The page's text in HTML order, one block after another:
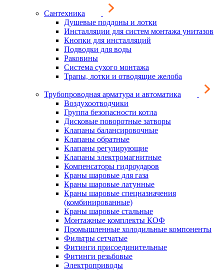
Сантехника
Душевые поддоны и лотки
Инсталляции для систем монтажа унитазов
Кнопки для инсталляций
Подводки для воды
Раковины
Система сухого монтажа
Трапы, лотки и отводящие желоба
Трубопроводная арматура и автоматика
Воздухоотводчики
Группа безопасности котла
Дисковые поворотные затворы
Клапаны балансировочные
Клапаны обратные
Клапаны регулирующие
Клапаны электромагнитные
Компенсаторы гидроударов
Краны шаровые для газа
Краны шаровые латунные
Краны шаровые спецназначения
(комбинированные)
Краны шаровые стальные
Монтажные комплекты КОФ
Промышленные холодильные компоненты
Фильтры сетчатые
Фитинги присоединительные
Фитинги резьбовые
Электроприводы